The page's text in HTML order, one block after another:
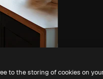
Szukasz
magnific.ai
to the storing of cookies on